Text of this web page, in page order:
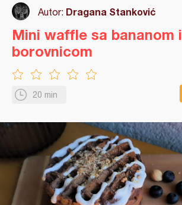
Autor: Dragana Stanković
20 min
Mini waffle sa bananom i
borovnicom